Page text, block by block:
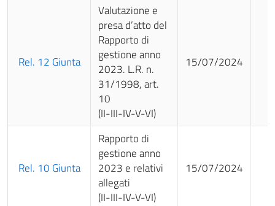
Rel. 12 Giunta
Valutazione e
presa d’atto del
Rapporto di
gestione anno
2023. L.R. n.
31/1998, art.
10
(II-III-IV-V-VI)
15/07/2024
Rel. 10 Giunta
Rapporto di
gestione anno
2023 e relativi
allegati
(II-III-IV-V-VI)
15/07/2024